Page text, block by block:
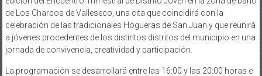
de Los Charcos de Valleseco, una cita que coincidirá con la
celebración de las tradicionales Hogueras de San Juan y que reunirá
a jóvenes procedentes de los distintos distritos del municipio en una
jornada de convivencia, creatividad y participación.
La programación se desarrollará entre las 16:00 y las 20:00 horas e